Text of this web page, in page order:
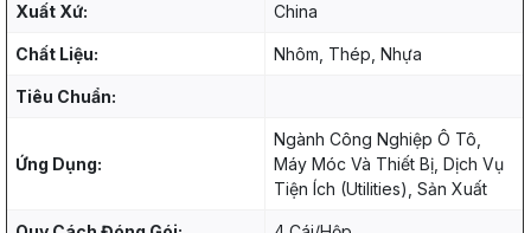
Xuất Xứ: China
Chất Liệu: Nhôm, Thép, Nhựa
Tiêu Chuẩn:
Ứng Dụng:
Ngành Công Nghiệp Ô Tô,
Máy Móc Và Thiết Bị, Dịch Vụ
Tiện Ích (Utilities), Sản Xuất